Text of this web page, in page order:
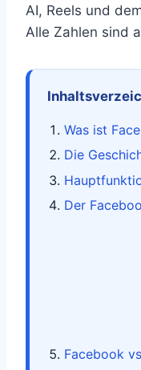
AI, Reels und
Alle Zahlen sind
Was ist
Die
Der
Facebook